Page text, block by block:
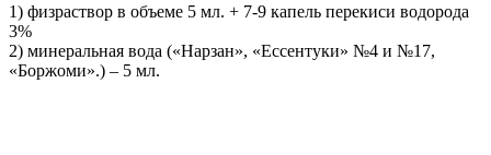
1) физраствор в объеме 5 мл. + 7-9 капель перекиси водорода
3%
2) минеральная вода («Нарзан», «Ессентуки» №4 и №17,
«Боржоми».) – 5 мл.